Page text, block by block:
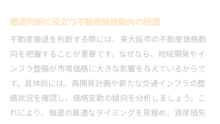
撤退判断に役立つ不動産価格動向の把握
不動産撤退を判断する際には、東大阪市の不動産価格動
向を把握することが重要です。なぜなら、地域開発やイ
ンフラ整備が市場価格に大きな影響を与えているからで
す。具体的には、再開発計画や新たな交通インフラの整
備状況を確認し、価格変動の傾向を分析しましょう。こ
れにより、撤退の最適なタイミングを見極め、資産損失